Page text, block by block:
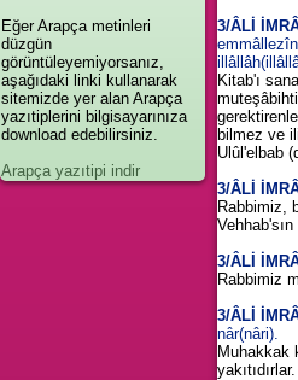
3/ÂLİ
Kitab'ı
bilmez ve
Ulûl'elbab
3/ÂLİ
Rabbimiz,
3/ÂLİ
Rabbimiz
3/ÂLİ
nâr(nâri).
Muhakkak
yakıtıdırlar.
Eğer Arapça metinleri
düzgün
görüntüleyemiyorsanız,
aşağıdaki linki kullanarak
sitemizde yer alan Arapça
yazıtiplerini bilgisayarınıza
download edebilirsiniz.
Arapça yazıtipi indir